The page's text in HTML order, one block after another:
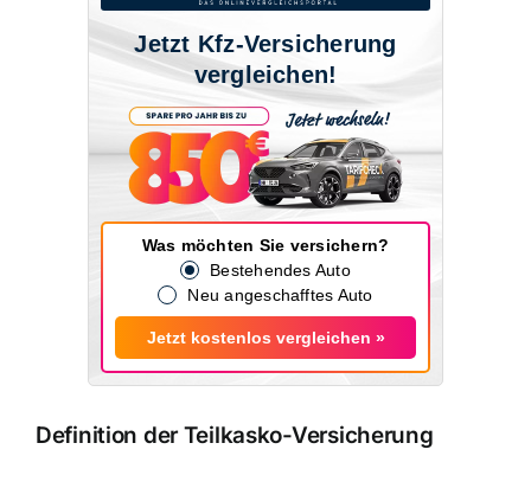
Jetzt Kfz-Versicherung
vergleichen!
Was möchten Sie versichern?
Bestehendes Auto
Neu angeschafftes Auto
Jetzt kostenlos vergleichen »
Definition der Teilkasko-Versicherung